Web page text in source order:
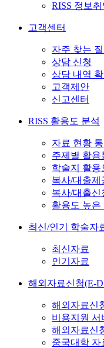
RISS 정보
고객센터
자주 찾는
상담 신청
상담 내역
고객제안
신고센터
RISS 활용도 분석
자료 현황 통
주제별 활용
학술지 활용
복사/대출제
복사/대출신
활용도 높은
최신/인기 학술자
최신자료
인기자료
해외자료신청(E-
해외자료신
비용지원 서
해외자료신
중국대학 자